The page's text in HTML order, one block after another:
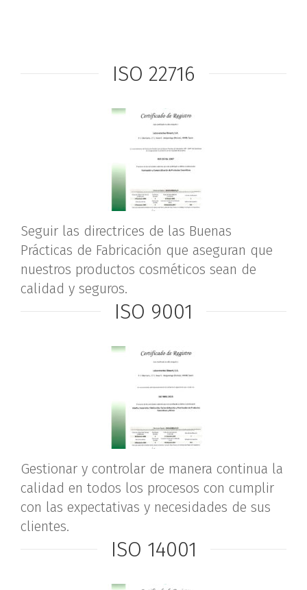
ISO 22716
Seguir las directrices de las Buenas
Prácticas de Fabricación que aseguran que
nuestros productos cosméticos sean de
calidad y seguros.
ISO 9001
Gestionar y controlar de manera continua la
calidad en todos los procesos con cumplir
con las expectativas y necesidades de sus
clientes.
ISO 14001